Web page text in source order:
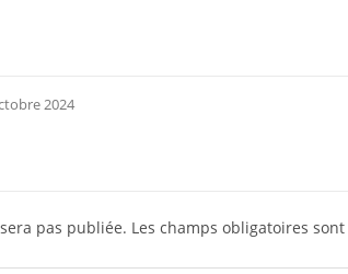
2024
pas publiée. Les champs obligatoires